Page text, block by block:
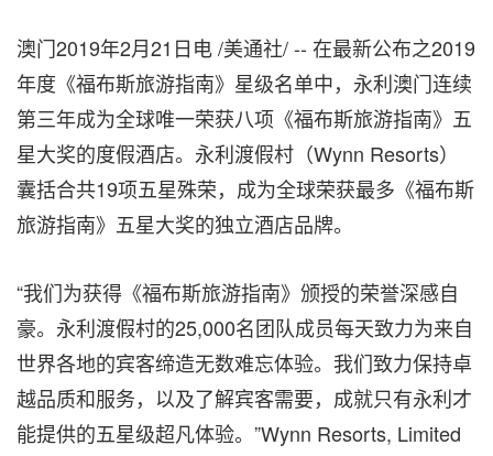
澳门2019年2月21日电 /美通社/ -- 在最新公布之2019
年度《福布斯旅游指南》星级名单中，永利澳门连续
第三年成为全球唯一荣获八项《福布斯旅游指南》五
星大奖的度假酒店。永利渡假村（Wynn Resorts）
囊括合共19项五星殊荣，成为全球荣获最多《福布斯
旅游指南》五星大奖的独立酒店品牌。
“我们为获得《福布斯旅游指南》颁授的荣誉深感自
豪。永利渡假村的25,000名团队成员每天致力为来自
世界各地的宾客缔造无数难忘体验。我们致力保持卓
越品质和服务，以及了解宾客需要，成就只有永利才
能提供的五星级超凡体验。”Wynn Resorts, Limited